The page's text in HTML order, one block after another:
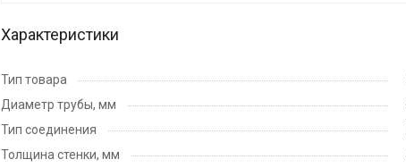
Характеристики
Тип товара
Диаметр трубы, мм
Тип соединения
Толщина стенки, мм